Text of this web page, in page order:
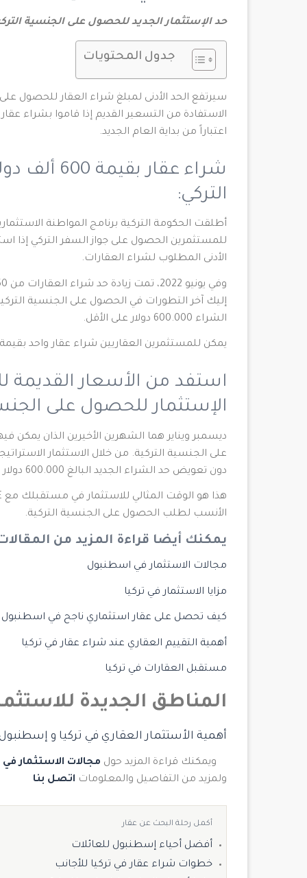
حد الإستثمار الجديد للحصول على الجنسية
جدول المحتويات
الاستفادة من التسعير القديم إذا قاموا بشراء
اعتباراً من بداية العام الجديد.
شراء عقار
التركي:
للمستثمرين الحصول على جواز السفر التركي إذا
الأدنى المطلوب لشراء العقارات.
الشراء 600.000 دولار على الأقل.
يمكن للمستثمرين العقاريين شراء عقار واحد بقيمة 600 ألف دولار أو عدة عقارات تتجاوز المبلغ
استفد من الأسعار القديمة
الإستثمار للحصول على
دون تعويض حد الشراء الجديد البالغ 600.000 دولار أمريكي.
الأنسب لطلب الحصول على الجنسية التركية.
يمكنك أيضا قراءة المزيد من
مجالات الاستثمار في اسطنبول
مزايا الاستثمار في تركيا
كيف تحصل على عقار استثماري ناجح في اسطنبول
أهمية التقييم العقاري عند شراء عقار في تركيا
مستقبل العقارات في تركيا
المناطق الجديدة
أهمية الأستثمار العقاري في تركيا و
ويمكنك قراءة المزيد حول مجالات الاستثمار في
ولمزيد من التفاصيل والمعلومات اتصل بنا
أكمل رحلة البحث عن عقار
أفضل أحياء إسطنبول للعائلات
خطوات شراء عقار في تركيا للأجانب